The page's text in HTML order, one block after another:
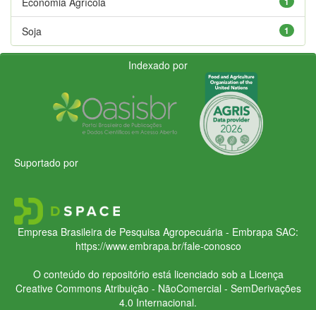
1
Soja
Indexado por
Suportado por
Empresa Brasileira de Pesquisa Agropecuária - Embrapa SAC:
https://www.embrapa.br/fale-conosco
O conteúdo do repositório está licenciado sob a Licença
Creative CommonsAtribuição - NãoComercial - SemDerivações
4.0 Internacional.